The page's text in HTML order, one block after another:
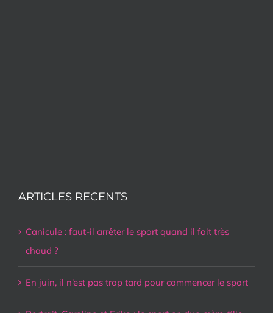
ARTICLES RECENTS
Canicule : faut-il arrêter le sport quand il fait très
chaud ?
En juin, il n’est pas trop tard pour commencer le sport